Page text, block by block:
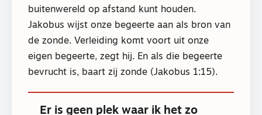
buitenwereld op afstand kunt houden.
Jakobus wijst onze begeerte aan als bron van
de zonde. Verleiding komt voort uit onze
eigen begeerte, zegt hij. En als die begeerte
bevrucht is, baart zij zonde (Jakobus 1:15).
Er is geen plek waar ik het zo